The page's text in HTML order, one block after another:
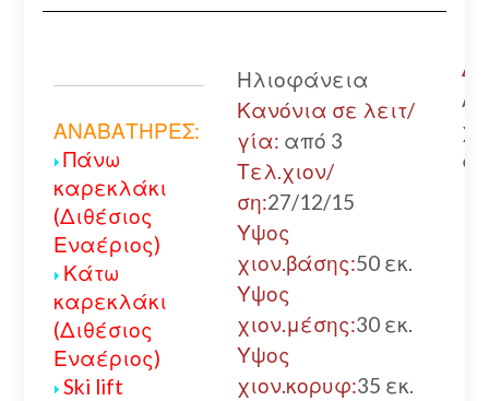
ΑΝΑΒΑΤΗΡΕΣ:
Πάνω
καρεκλάκι
(Διθέσιος
Εναέριος)
Κάτω
καρεκλάκι
(Διθέσιος
Εναέριος)
Ski lift
Ηλιοφάνεια
Κανόνια σε λειτ/
γία: από 3
Τελ.χιον/
ση:27/12/15
Υψος
χιον.βάσης:50 εκ.
Υψος
χιον.μέσης:30 εκ.
Υψος
χιον.κορυφ:35 εκ.